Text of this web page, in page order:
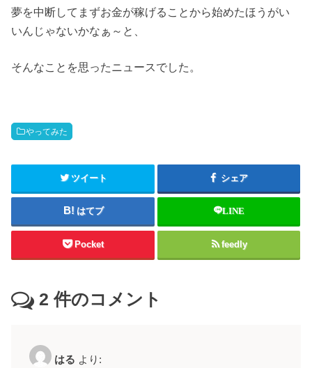
夢を中断してまずお金が稼げることから始めたほうがい
いんじゃないかなぁ～と、
そんなことを思ったニュースでした。
やってみた
ツイート シェア
はてブ LINE
Pocket feedly
2 件のコメント
はる より: